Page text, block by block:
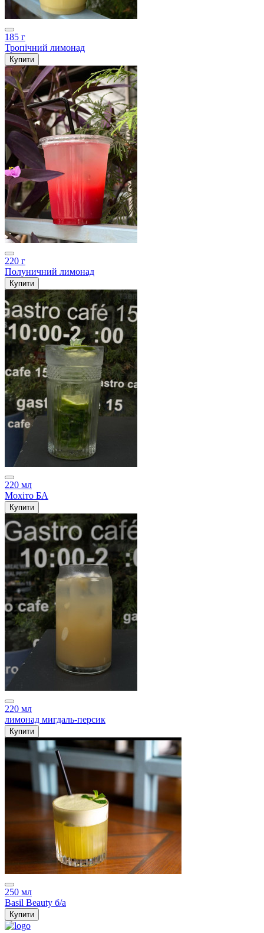
185 г
Тропічний лимонад
Купити
220 г
Полуничний лимонад
Купити
220 мл
Мохіто БА
Купити
220 мл
лимонад мигдаль-персик
Купити
250 мл
Basil Beauty б/а
Купити